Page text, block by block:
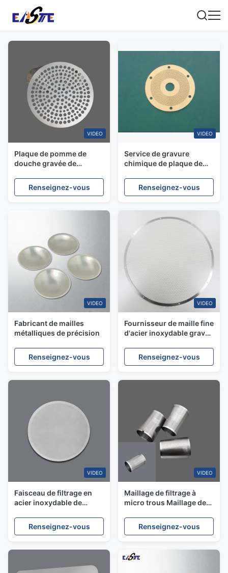
VIDEO
Plaque de pomme de
douche gravée de
pulvérisation à micro-
trous en acier inoxydable
Renseignez-vous
VIDEO
Service de gravure
chimique de plaque de
inoxydable à micro-trous
Renseignez-vous
VIDEO
Fabricant de mailles
métalliques de précision
Renseignez-vous
VIDEO
Fournisseur de maille fine
d'acier inoxydable gravé
métal de précision
Renseignez-vous
VIDEO
Faisceau de filtrage en
acier inoxydable de
Renseignez-vous
VIDEO
Maillage de filtrage à
micro trous Maillage de
inoxydable gravé
chimique pour filtration
Renseignez-vous